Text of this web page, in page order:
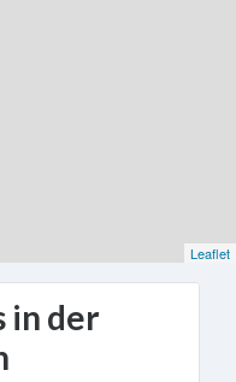
Leaflet
in der